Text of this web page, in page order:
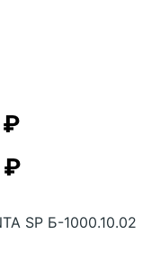
₽
₽
SP Б-1000.10.02